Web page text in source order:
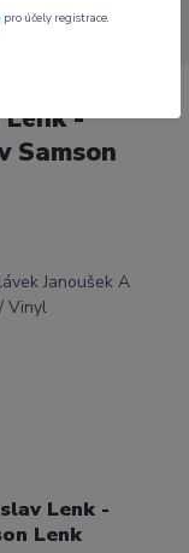
Lenk - Slávek
Lenk -
Samson
Lenk -
Lenk
pro účely registrace.